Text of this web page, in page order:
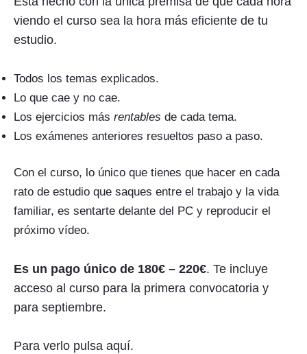
viendo el curso sea la hora más eficiente de tu
estudio.
Todos los temas explicados.
Lo que cae y no cae.
Los ejercicios más rentables de cada tema.
Los exámenes anteriores resueltos paso a paso.
Con el curso, lo único que tienes que hacer en cada
rato de estudio que saques entre el trabajo y la vida
familiar, es sentarte delante del PC y reproducir el
próximo vídeo.
Es un pago único de 180€ – 220€. Te incluye
acceso al curso para la primera convocatoria y
para septiembre.
Para verlo pulsa aquí.